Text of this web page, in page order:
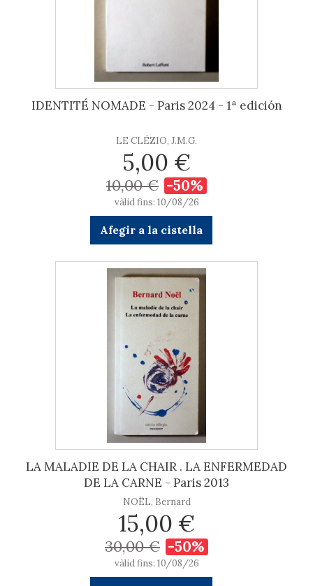
IDENTITÉ NOMADE - Paris 2024 - 1ª edición
LE CLÉZIO, J.M.G.
5,00 €
10,00 € -50%
vàlid fins: 10/08/26
Afegir a la cistella
LA MALADIE DE LA CHAIR . LA ENFERMEDAD
DE LA CARNE - Paris 2013
NOËL, Bernard
15,00 €
30,00 € -50%
vàlid fins: 10/08/26